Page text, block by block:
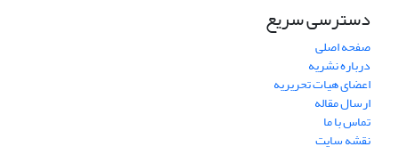
دسترسی سریع
صفحه اصلی
درباره نشریه
اعضای هیات تحریریه
ارسال مقاله
تماس با ما
نقشه سایت